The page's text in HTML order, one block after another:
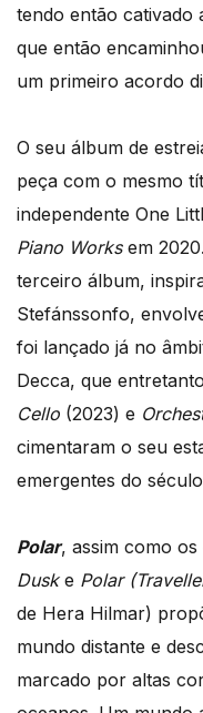
tendo então cativado
que então
um primeiro acordo
O seu álbum de
peça com o mesmo
independente One
Piano Worksem 2020.
terceiro álbum,
Stefánssonfo,
foi lançado já no
Decca, que
Cello (2023) e
cimentaram o seu
emergentes do
Polar, assim como
Duske Polar
de Hera Hilmar)
mundo distante e
marcado por altas